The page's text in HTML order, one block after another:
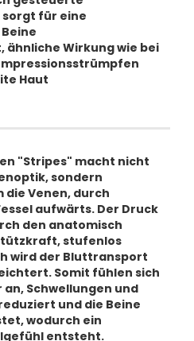
für eine
Wirkung wie bei
Haut
"Stripes" macht nicht
sondern
Venen, durch
aufwärts. Der Druck
den anatomisch
stufenlos
wird der Bluttransport
Somit fühlen sich
Schwellungen und
und die Beine
wodurch ein
entsteht.